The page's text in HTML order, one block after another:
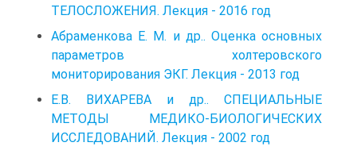
ТЕЛОСЛОЖЕНИЯ. Лекция - 2016 год
Абраменкова Е. М. и др.. Оценка основных
параметров холтеровского
мониторирования ЭКГ. Лекция - 2013 год
Е.В. ВИХАРЕВА и др.. СПЕЦИАЛЬНЫЕ
МЕТОДЫ МЕДИКО-БИОЛОГИЧЕСКИХ
ИССЛЕДОВАНИЙ. Лекция - 2002 год